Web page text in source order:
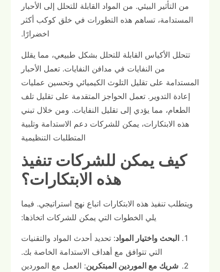
من التأثير البيئي. من المواد القابلة للتحلل إلى الأحبار
المستدامة، تساهم هذه التطورات في خلق كوكب أكثر
اخضرارًا.
تتحلل الأكياس القابلة للتحلل بشكل طبيعي، مما يقلل
من النفايات في مدافن النفايات. تعمل الأحبار
المستدامة على تقليل التلوث الكيميائي وتحسين عمليات
إعادة التدوير. تعمل الحواجز المتقدمة على تقليل تلف
الطعام، مما يؤدي إلى تقليل النفايات. ومن خلال تبني
هذه الابتكارات، يمكن للشركات دعم الاستدامة وتلبية
المتطلبات التنظيمية
كيف يمكن للشركات تنفيذ
هذه الابتكارات؟
ويتطلب تنفيذ هذه الابتكارات اتباع نهج استراتيجي. فيما
يلي الخطوات التي يمكن للشركات اتخاذها:
البحث واختيار المواد: تحديد أحدث المواد والتقنيات
التي تتوافق مع أهداف الاستدامة الخاصة بك.
شريك مع الموردين المبتكرين: العمل مع الموردين